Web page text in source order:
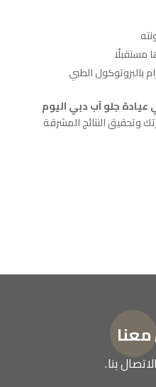
مستقبلًا
بالبروتوكول الطبي
عيادة جلو آب دبي اليوم
وتحقيق النتائج المشرقة
بنا.